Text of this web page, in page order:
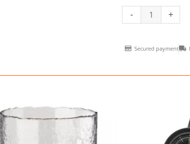
- +
Secured payment